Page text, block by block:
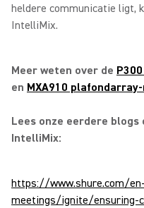
heldere communicatie ligt,
IntelliMix.
Meer weten over de
en MXA910
Lees onze eerdere blogs
IntelliMix:
https://www.shure.com/
meetings/ignite/ensuring-